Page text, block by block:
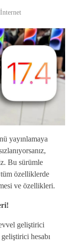
İnternet
yayınlamaya
Bu sürümle
tüm özelliklerde
ve özellikleri.
geliştirici
hesabı